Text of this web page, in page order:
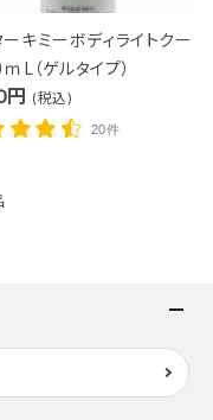
キミーボディライトクー
L（ゲルタイプ）
円 (税込)
20件